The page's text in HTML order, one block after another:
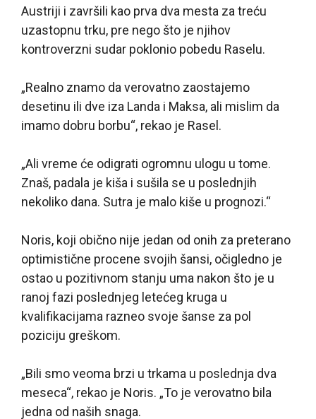
Austriji i završili kao prva dva mesta za treću
uzastopnu trku, pre nego što je njihov
kontroverzni sudar poklonio pobedu Raselu.
„Realno znamo da verovatno zaostajemo
desetinu ili dve iza Landa i Maksa, ali mislim da
imamo dobru borbu“, rekao je Rasel.
„Ali vreme će odigrati ogromnu ulogu u tome.
Znaš, padala je kiša i sušila se u poslednjih
nekoliko dana. Sutra je malo kiše u prognozi.“
Noris, koji obično nije jedan od onih za preterano
optimistične procene svojih šansi, očigledno je
ostao u pozitivnom stanju uma nakon što je u
ranoj fazi poslednjeg letećeg kruga u
kvalifikacijama razneo svoje šanse za pol
poziciju greškom.
„Bili smo veoma brzi u trkama u poslednja dva
meseca“, rekao je Noris. „To je verovatno bila
jedna od naših snaga.